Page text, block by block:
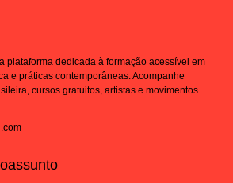
plataforma dedicada à formação acessível em
e práticas contemporâneas. Acompanhe
cursos gratuitos, artistas e movimentos